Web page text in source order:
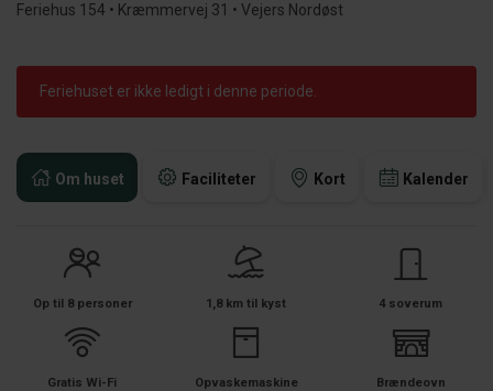
Feriehus 154 • Kræmmervej 31 • Vejers Nordøst
Om huset Faciliteter Kort Kalender
Op til 8 personer 1,8 km til kyst 4 soverum
Gratis Wi-Fi Opvaskemaskine Brændeovn
Feriehuset er ikke ledigt i denne periode.